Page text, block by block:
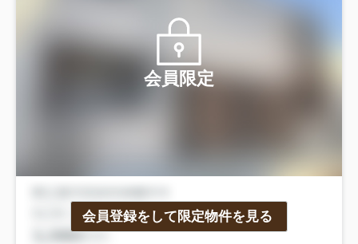
会員限定
会員登録をして限定物件を見る